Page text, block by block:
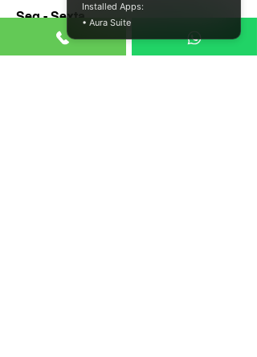
Seg - Sexta
8:00 – 18:00
Installed Apps:
• Aura Suite